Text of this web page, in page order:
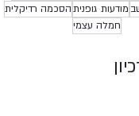
מודעות גופניתהסכמה רדיקלית
חמלה עצמי